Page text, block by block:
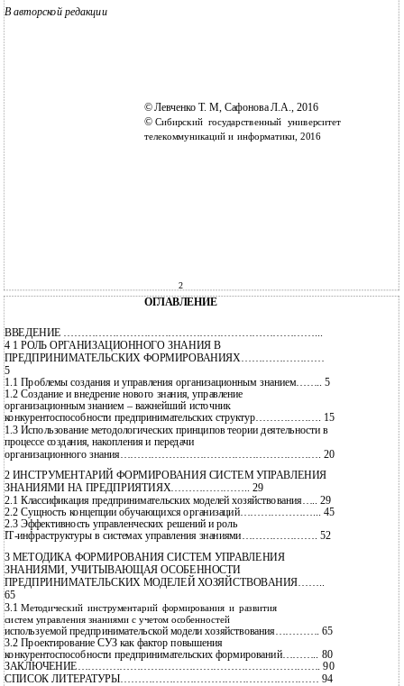
В авторской редакции
©Левченко Т. М, Сафонова Л.А., 2016
© Сибирский государственный университет
телекоммуникаций и информатики, 2016
2
ОГЛАВЛЕНИЕ
ВВЕДЕНИЕ ………………………………………………………………...
4 1 РОЛЬ ОРГАНИЗАЦИОННОГО ЗНАНИЯ В
ПРЕДПРИНИМАТЕЛЬСКИХ ФОРМИРОВАНИЯХ……………………
5
1.1 Проблемы создания и управления организационным знанием…….. 5
1.2 Создание и внедрение нового знания, управление
организационным знанием – важнейший источник
конкурентоспособности предпринимательских структур………………. 15
1.3 Использование методологических принципов теории деятельности в
процессе создания, накопления и передачи
организационного знания…………………………………………………. 20
2 ИНСТРУМЕНТАРИЙ ФОРМИРОВАНИЯ СИСТЕМ УПРАВЛЕНИЯ
ЗНАНИЯМИ НА ПРЕДПРИЯТИЯХ………………….. 29
2.1 Классификация предпринимательских моделей хозяйствования….. 29
2.2 Сущность концепции обучающихся организаций…………………... 45
2.3 Эффективность управленческих решений и роль
IТ-инфраструктуры в системах управления знаниями…………………. 52
3 МЕТОДИКА ФОРМИРОВАНИЯ СИСТЕМ УПРАВЛЕНИЯ
ЗНАНИЯМИ, УЧИТЫВАЮЩАЯ ОСОБЕННОСТИ
ПРЕДПРИНИМАТЕЛЬСКИХ МОДЕЛЕЙ ХОЗЯЙСТВОВАНИЯ……..
65
3.1 Методический инструментарий формирования и развития
систем управления знаниями с учетом особенностей
используемой предпринимательской модели хозяйствования…………. 65
3.2 Проектирование СУЗ как фактор повышения
конкурентоспособности предпринимательских формирований……….. 80
ЗАКЛЮЧЕНИЕ……………………………………………………………. 90
СПИСОК ЛИТЕРАТУРЫ………………………………………………… 94